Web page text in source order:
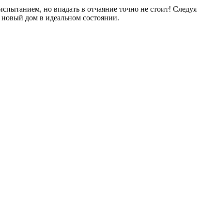
но впадать в отчаяние точно не стоит! Следуя
дом в идеальном состоянии.